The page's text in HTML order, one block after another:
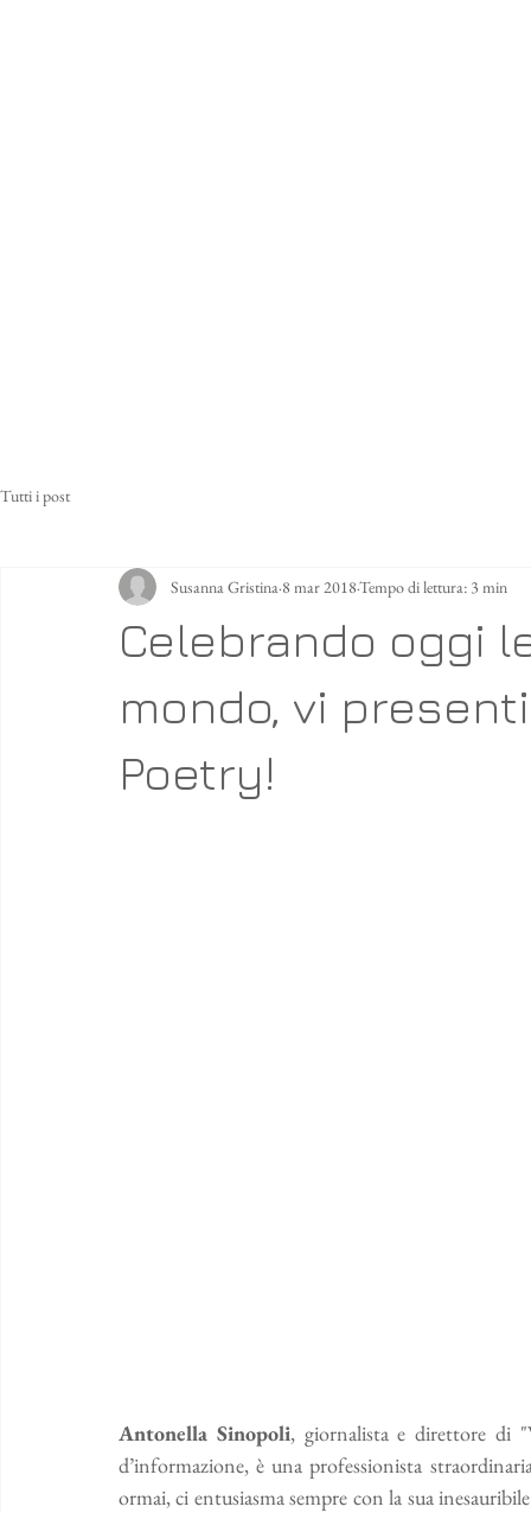
Tutti i post
Celebrando oggi
mondo, vi
Poetry!
Susanna Gristina 8 mar 2018Tempo di lettura: 3 min
Antonella Sinopoli, giornalista e direttore di
d’informazione, è una professionista
ormai, ci entusiasma sempre con la sua